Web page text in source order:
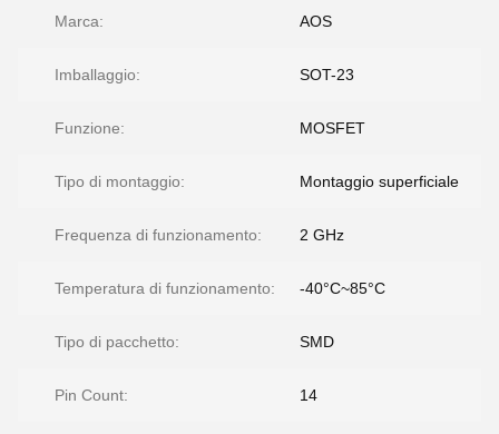
Marca: AOS
Imballaggio: SOT-23
Funzione: MOSFET
Tipo di montaggio: Montaggio superficiale
Frequenza di funzionamento: 2 GHz
Temperatura di funzionamento: -40°C~85°C
Tipo di pacchetto: SMD
Pin Count: 14